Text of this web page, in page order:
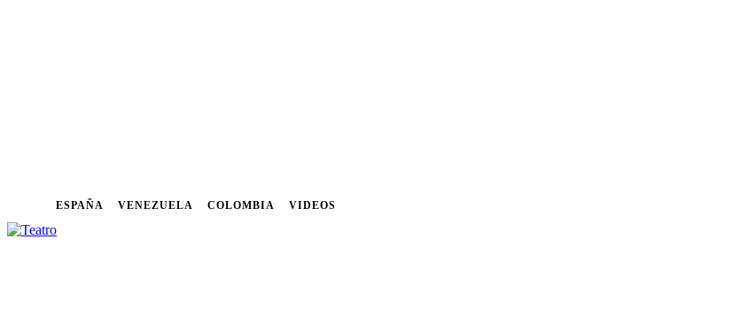
ESPAÑA VENEZUELA COLOMBIA VIDEOS